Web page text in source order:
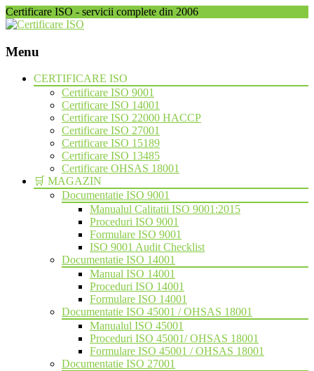
Certificare ISO - servicii complete din 2006
Menu
Skip
CERTIFICARE ISO
Certificare ISO 9001
Certificare ISO 14001
Certificare ISO 22000 HACCP
Certificare ISO 27001
Certificare ISO 15189
Certificare ISO 13485
Certificare OHSAS 18001
🛒 MAGAZIN
Documentatie ISO 9001
Manualul Calitatii ISO 9001:2015
Proceduri ISO 9001
Formulare ISO 9001
ISO 9001 Audit Checklist
Documentatie ISO 14001
Manual ISO 14001
Proceduri ISO 14001
Formulare ISO 14001
Documentatie ISO 45001 / OHSAS 18001
Manualul ISO 45001
Proceduri ISO 45001/ OHSAS 18001
Formulare ISO 45001 / OHSAS 18001
Documentatie ISO 27001